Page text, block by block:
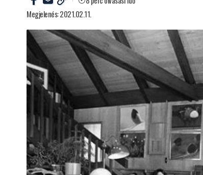
Megjelenés: 2021.02.11.